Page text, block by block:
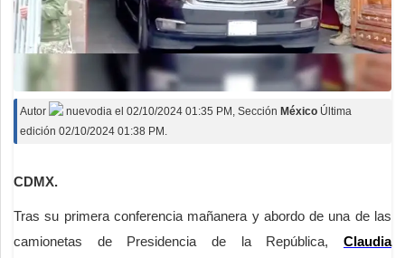
Autor nuevodia el 02/10/2024 01:35 PM, Sección México Última
edición 02/10/2024 01:38 PM.
CDMX.
Tras su primera conferencia mañanera y abordo de una de las
camionetas de Presidencia de la República, Claudia